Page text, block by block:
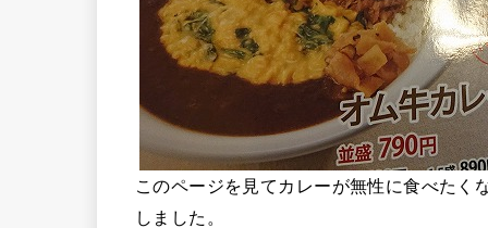
このページを見てカレーが無性に食べた
しました。